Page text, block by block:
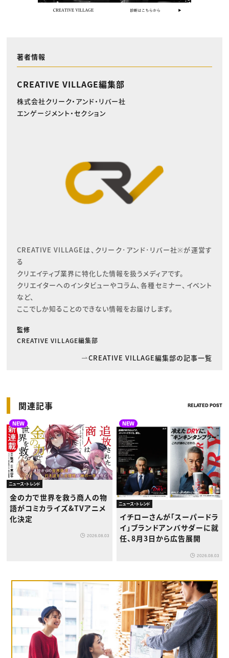
著者情報
CREATIVE VILLAGE編集部
株式会社クリーク・アンド・リバー社
エンゲージメント・セクション
CREATIVE VILLAGEは、クリーク･アンド･リバー社※が運営す
る
クリエイティブ業界に特化した情報を扱うメディアです。
クリエイターへのインタビューやコラム、各種セミナー、イベント
など、
ここでしか知ることのできない情報をお届けします。
監修
CREATIVE VILLAGE編集部
CREATIVE VILLAGE編集部の記事一覧
関連記事 RELATED POST
NEW
ニュース・トレンド
金の力で世界を救う商人の物
語がコミカライズ&TVアニメ
化決定
2026.08.03
NEW
ニュース・トレンド
イチローさんが「スーパードラ
イ」ブランドアンバサダーに就
任、8月3日から広告展開
2026.08.03